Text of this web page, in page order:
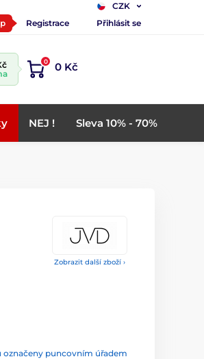
CZK
Registrace Přihlásit se
0 0 Kč
NEJ ! Sleva 10% - 70%
Zobrazit další zboží ›
označeny puncovním úřadem